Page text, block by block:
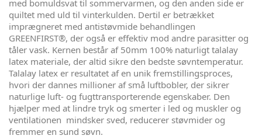
med bomuldsvat til sommervarmen, og den anden side er
quiltet med uld til vinterkulden. Dertil er betrækket
imprægneret med antistøvmide behandlingen
GREENFIRST®, der også er effektiv mod andre parasitter og
tåler vask. Kernen består af 50mm 100% naturligt talalay
latex materiale, der altid sikre den bedste søvntemperatur.
Talalay latex er resultatet af en unik fremstillingsproces,
hvori der dannes millioner af små luftbobler, der sikrer
naturlige luft- og fugttransporterende egenskaber. Den
hjælper med at lindre tryk og smerter i led og muskler og
ventilationen mindsker sved, reducerer støvmider og
fremmer en sund søvn.